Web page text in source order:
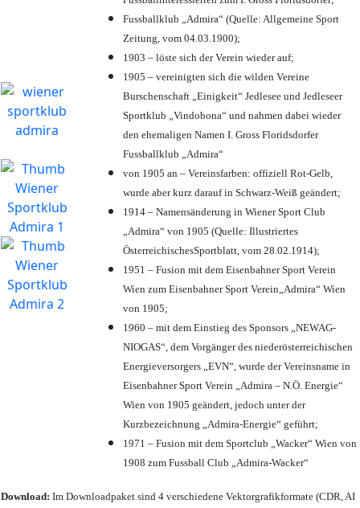
Fussballklub „Admira“ (Quelle: Allgemeine Sport
Zeitung, vom 04.03.1900);
1903 – löste sich der Verein wieder auf;
1905 – vereinigten sich die wilden Vereine
Burschenschaft „Einigkeit“ Jedlesee und Jedleseer
Sportklub „Vindobona“ und nahmen dabei wieder
den ehemaligen Namen I. Gross Floridsdorfer
Fussballklub „Admira“
von 1905 an – Vereinsfarben: offiziell Rot-Gelb,
wurde aber kurz darauf in Schwarz-Weiß geändert;
1914 – Namensänderung in Wiener Sport Club
„Admira“ von 1905 (Quelle: Illustriertes
ÖsterreichischesSportblatt, vom 28.02.1914);
1951 – Fusion mit dem Eisenbahner Sport Verein
Wien zum Eisenbahner Sport Verein„Admira“ Wien
von 1905;
1960 – mit dem Einstieg des Sponsors „NEWAG-
NIOGAS“, dem Vorgänger des niederösterreichischen
Energieversorgers „EVN“, wurde der Vereinsname in
Eisenbahner Sport Verein „Admira – N.Ö. Energie“
Wien von 1905 geändert, jedoch unter der
Kurzbezeichnung „Admira-Energie“ geführt;
1971 – Fusion mit dem Sportclub „Wacker“ Wien von
1908 zum Fussball Club „Admira-Wacker“
Download: Im Downloadpaket sind 4 verschiedene Vektorgrafikformate (CDR, AI